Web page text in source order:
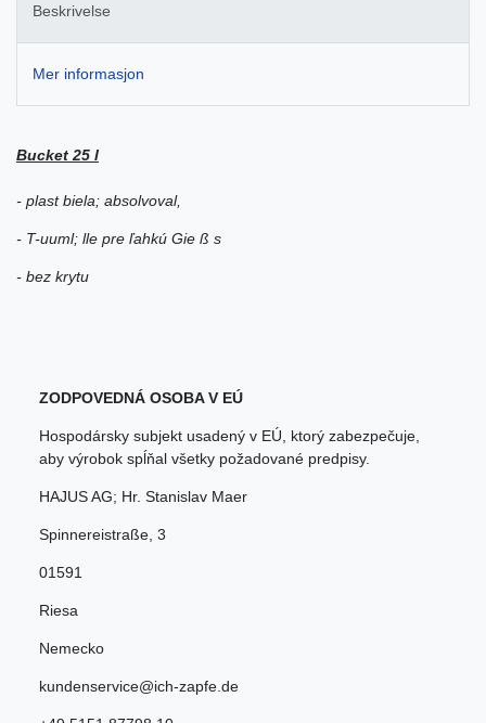
Beskrivelse
Mer informasjon
Bucket 25 l
- plast biela; absolvoval,
- T-uuml; lle pre ľahkú Gie ß s
- bez krytu
ZODPOVEDNÁ OSOBA V EÚ
Hospodársky subjekt usadený v EÚ, ktorý zabezpečuje,
aby výrobok spĺňal všetky požadované predpisy.
HAJUS AG; Hr. Stanislav Maer
Spinnereistraße 3
01591
Riesa
Nemecko
kundenservice@ich-zapfe.de